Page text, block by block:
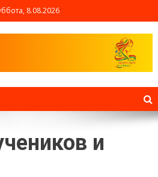
8.08.2026
союз
и